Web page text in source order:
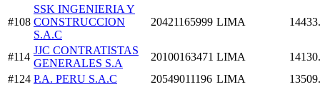
#108
SSK INGENIERIA Y
CONSTRUCCION
S.A.C
20421165999 LIMA
#114
JJC CONTRATISTAS
GENERALES S.A
20100163471 LIMA
#124 P.A. PERU S.A.C 20549011196 LIMA